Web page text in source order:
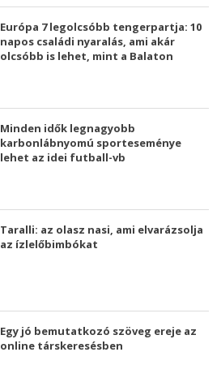
Európa 7 legolcsóbb tengerpartja: 10
napos családi nyaralás, ami akár
olcsóbb is lehet, mint a Balaton
Minden idők legnagyobb
karbonlábnyomú sporteseménye
lehet az idei futball-vb
Taralli: az olasz nasi, ami elvarázsolja
az ízlelőbimbókat
Egy jó bemutatkozó szöveg ereje az
online társkeresésben